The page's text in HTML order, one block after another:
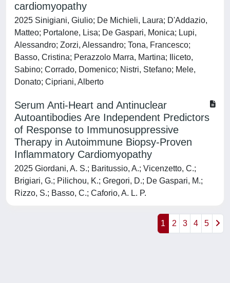
cardiomyopathy
2025 Sinigiani, Giulio; De Michieli, Laura; D'Addazio,
Matteo; Portalone, Lisa; De Gaspari, Monica; Lupi,
Alessandro; Zorzi, Alessandro; Tona, Francesco;
Basso, Cristina; Perazzolo Marra, Martina; Iliceto,
Sabino; Corrado, Domenico; Nistri, Stefano; Mele,
Donato; Cipriani, Alberto
Serum Anti-Heart and Antinuclear
Autoantibodies Are Independent Predictors
of Response to Immunosuppressive
Therapy in Autoimmune Biopsy-Proven
Inflammatory Cardiomyopathy
2025 Giordani, A. S.; Baritussio, A.; Vicenzetto, C.;
Brigiari, G.; Pilichou, K.; Gregori, D.; De Gaspari, M.;
Rizzo, S.; Basso, C.; Caforio, A. L. P.
1 2 3 4 5